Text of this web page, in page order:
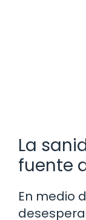
La
fuente
En medio